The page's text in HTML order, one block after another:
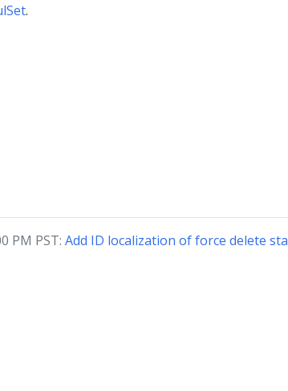
.
PM PST: Add ID localization of force delete